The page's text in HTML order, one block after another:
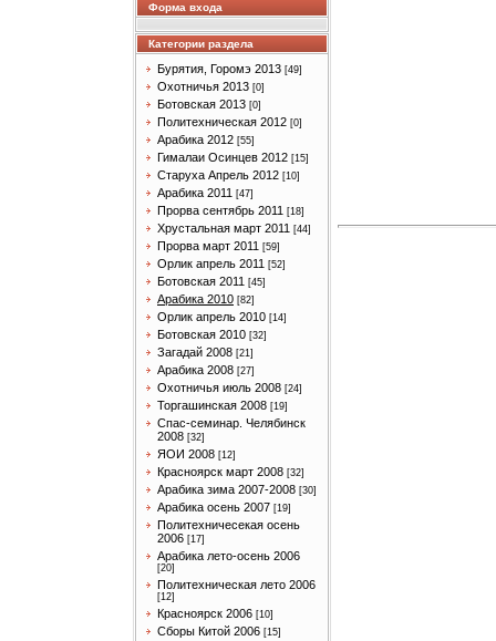
Форма входа
Категории раздела
Бурятия, Горомэ 2013 [49]
Охотничья 2013 [0]
Ботовская 2013 [0]
Политехническая 2012 [0]
Арабика 2012 [55]
Гималаи Осинцев 2012 [15]
Старуха Апрель 2012 [10]
Арабика 2011 [47]
Прорва сентябрь 2011 [18]
Хрустальная март 2011 [44]
Прорва март 2011 [59]
Орлик апрель 2011 [52]
Ботовская 2011 [45]
Арабика 2010 [82]
Орлик апрель 2010 [14]
Ботовская 2010 [32]
Загадай 2008 [21]
Арабика 2008 [27]
Охотничья июль 2008 [24]
Торгашинская 2008 [19]
Спас-семинар. Челябинск
2008 [32]
ЯОИ 2008 [12]
Красноярск март 2008 [32]
Арабика зима 2007-2008 [30]
Арабика осень 2007 [19]
Политехничесекая осень
2006 [17]
Арабика лето-осень 2006
[20]
Политехническая лето 2006
[12]
Красноярск 2006 [10]
Сборы Китой 2006 [15]